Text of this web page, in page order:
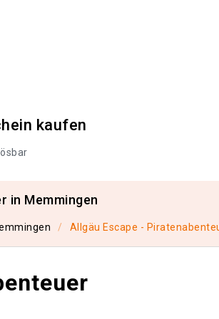
kaufen
in Memmingen
Allgäu Escape -